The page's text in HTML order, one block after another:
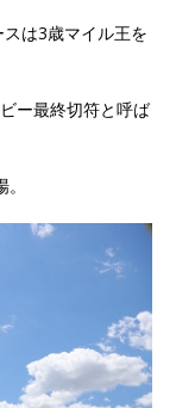
は3歳マイル王を
ー最終切符と呼ば